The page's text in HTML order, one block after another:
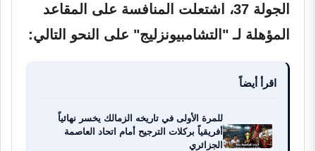
الجولة 37، اشتعلت المنافسة على المقاعد
المؤهلة لـ "التشامبيونزليج" على النحو التالي:
اقرأ أيضاً
للمرة الأولى في تاريخه الزمالك يخسر نهائياً
أفريقياً بركلات الترجيح أمام اتحاد العاصمة
الجزائري